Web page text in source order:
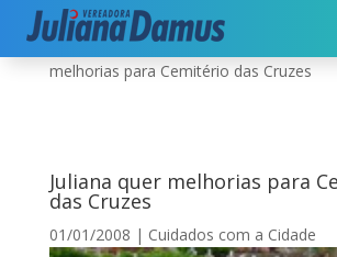
Início|Cuidados com a Cidade
melhorias para Cemitério das Cruzes
Juliana quer melhorias para
das Cruzes
01/01/2008 | Cuidados com a Cidade